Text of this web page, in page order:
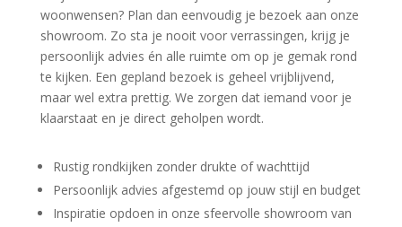
woonwensen? Plan dan eenvoudig je bezoek aan onze
showroom. Zo sta je nooit voor verrassingen, krijg je
persoonlijk advies én alle ruimte om op je gemak rond
te kijken. Een gepland bezoek is geheel vrijblijvend,
maar wel extra prettig. We zorgen dat iemand voor je
klaarstaat en je direct geholpen wordt.
Rustig rondkijken zonder drukte of wachttijd
Persoonlijk advies afgestemd op jouw stijl en budget
Inspiratie opdoen in onze sfeervolle showroom van